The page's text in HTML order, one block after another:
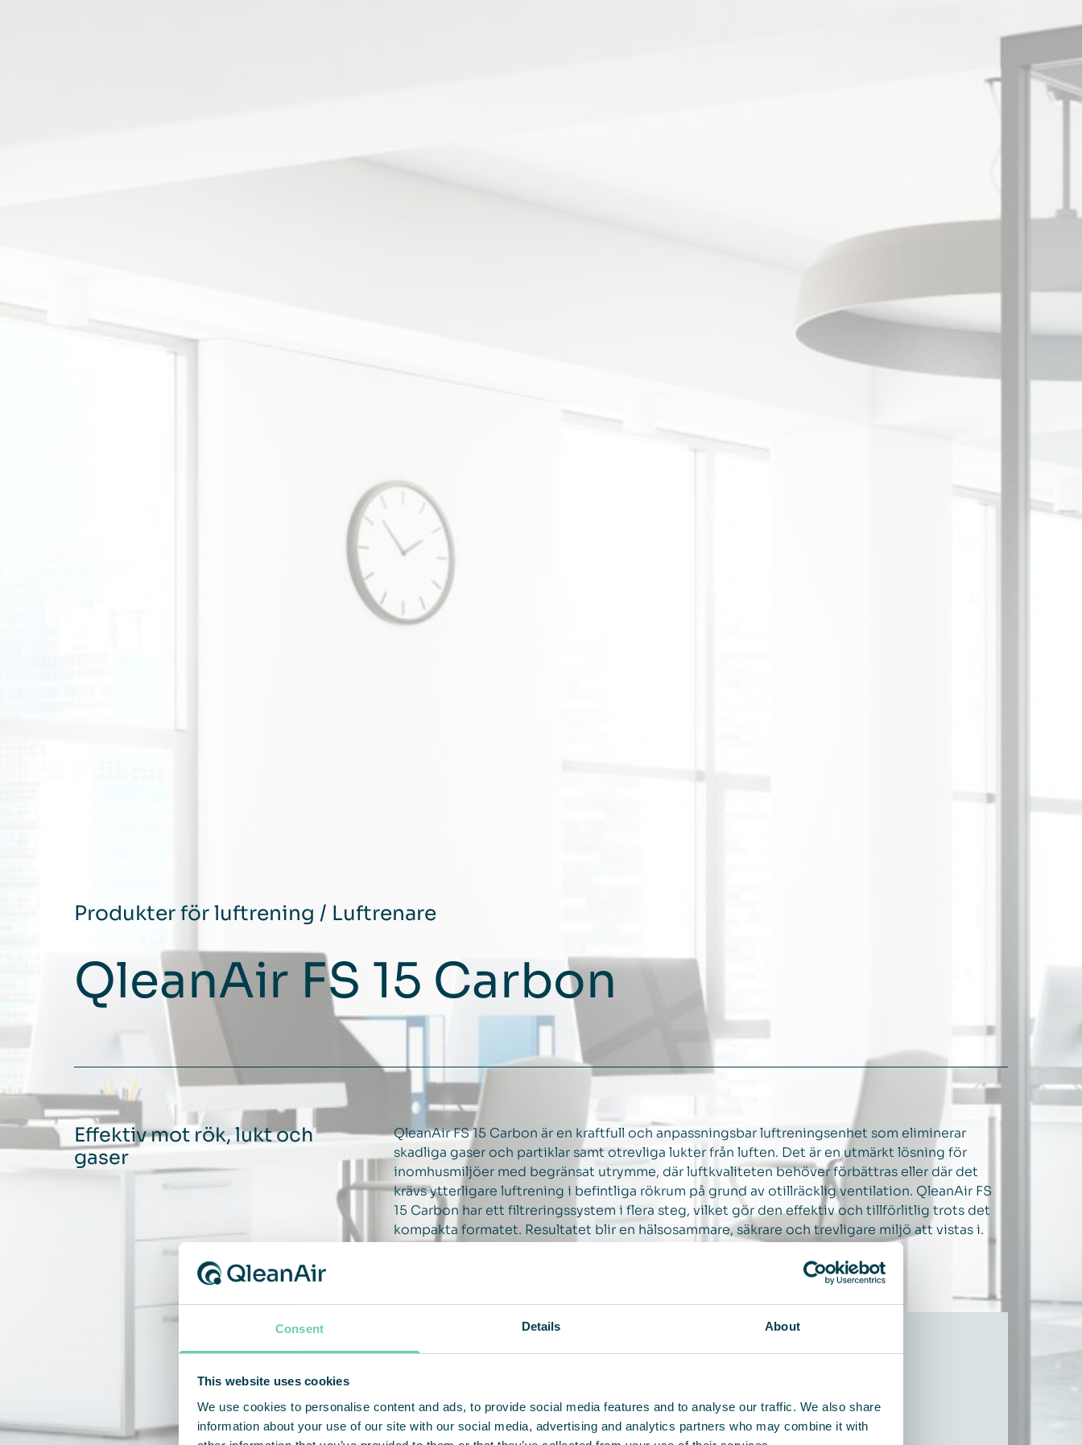
Consent Details About
This website uses cookies
We use cookies to personalise content and ads, to provide social media features and to analyse our traffic. We also share
information about your use of our site with our social media, advertising and analytics partners who may combine it with
Produkter för luftrening / Luftrenare
QleanAir FS 15 Carbon
Effektiv mot rök, lukt och
gaser
QleanAir FS 15 Carbon är en kraftfull och anpassningsbar luftreningsenhet som eliminerar
skadliga gaser och partiklar samt otrevliga lukter från luften. Det är en utmärkt lösning för
inomhusmiljöer med begränsat utrymme, där luftkvaliteten behöver förbättras eller där det
krävs ytterligare luftrening i befintliga rökrum på grund av otillräcklig ventilation. QleanAir FS
15 Carbon har ett filtreringssystem i flera steg, vilket gör den effektiv och tillförlitlig trots det
kompakta formatet. Resultatet blir en hälsosammare, säkrare och trevligare miljö att vistas i.